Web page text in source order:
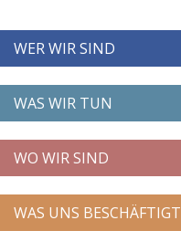
WER WIR SIND
WAS WIR TUN
WO WIR SIND
WAS UNS BESCHÄFTIGT